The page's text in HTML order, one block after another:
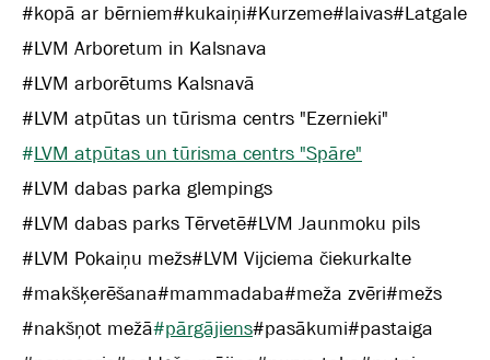
#kopā ar bērniem#kukaiņi#Kurzeme#laivas#Latgale
#LVM Arboretum in Kalsnava
#LVM arborētums Kalsnavā
#LVM atpūtas un tūrisma centrs "Ezernieki"
#LVM atpūtas un tūrisma centrs "Spāre"
#LVM dabas parka glempings
#LVM dabas parks Tērvetē#LVM Jaunmoku pils
#LVM Pokaiņu mežs#LVM Vijciema čiekurkalte
#makšķerēšana#mammadaba#meža zvēri#mežs
#nakšņot mežā#pārgājiens#pasākumi#pastaiga